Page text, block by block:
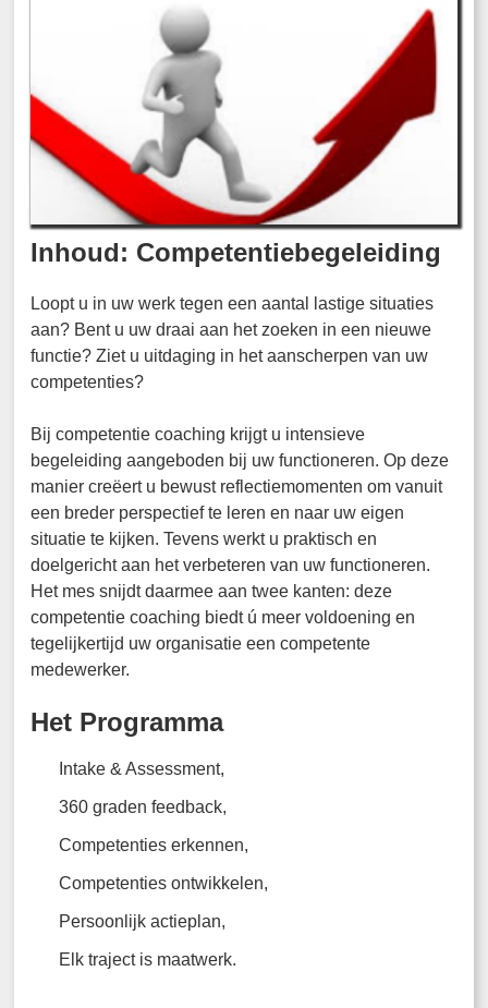
Inhoud: Competentiebegeleiding
Loopt u in uw werk tegen een aantal lastige situaties
aan? Bent u uw draai aan het zoeken in een nieuwe
functie? Ziet u uitdaging in het aanscherpen van uw
competenties?
Bij competentie coaching krijgt u intensieve
begeleiding aangeboden bij uw functioneren. Op deze
manier creëert u bewust reflectiemomenten om vanuit
een breder perspectief te leren en naar uw eigen
situatie te kijken. Tevens werkt u praktisch en
doelgericht aan het verbeteren van uw functioneren.
Het mes snijdt daarmee aan twee kanten: deze
competentie coaching biedt ú meer voldoening en
tegelijkertijd uw organisatie een competente
medewerker.
Het Programma
Intake & Assessment,
360 graden feedback,
Competenties erkennen,
Competenties ontwikkelen,
Persoonlijk actieplan,
Elk traject is maatwerk.